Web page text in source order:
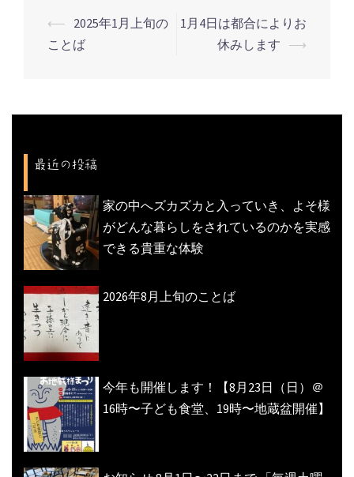
投
稿
シ
ョ
ン
⟵ 2025年1月上旬の
ことば
1月4日は都合によりお
休みします ⟶
最近の投稿
家の中へズカズカと入っていき、よそ様
がどんな暮らしをされているのかを実感
できる貴重な体験
2026年8月上旬のことば
今年も開催します！【8月23日（日）＠
16時〜子ども食堂、19時〜地蔵盆開催】